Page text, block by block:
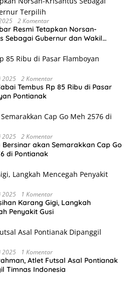
2 Komentar
Resmi Tetapkan Norsan-
Sebagai Gubernur dan Wakil
2025 2 Komentar
Tembus Rp 85 Ribu di Pasar
Pontianak
2025 2 Komentar
Bersinar akan Semarakkan Cap Go
di Pontianak
2025 1 Komentar
Karang Gigi, Langkah
Penyakit Gusi
2025 1 Komentar
Atlet Futsal Asal Pontianak
Timnas Indonesia